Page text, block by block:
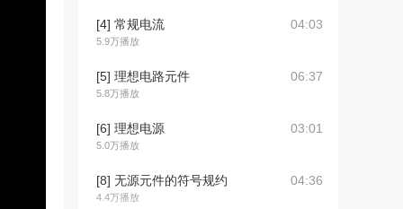
[4] 常规电流
5.9万播放
04:03
[5] 理想电路元件
5.8万播放
06:37
[6] 理想电源
5.0万播放
03:01
[8] 无源元件的符号规约
4.4万播放
04:36